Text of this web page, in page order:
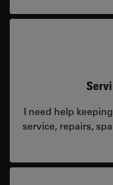
I need help
service, repairs,